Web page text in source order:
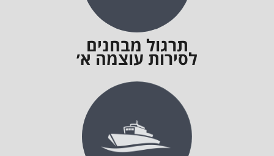
תרגול מבחנים
לסירות עוצמה א׳